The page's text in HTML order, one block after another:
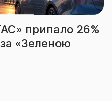
За підсумками І
вчергове